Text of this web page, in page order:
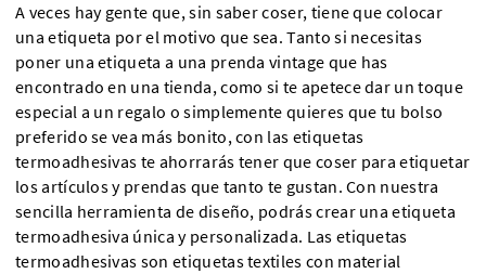
A veces hay gente que, sin saber coser, tiene que colocar
una etiqueta por el motivo que sea. Tanto si necesitas
poner una etiqueta a una prenda vintage que has
encontrado en una tienda, como si te apetece dar un toque
especial a un regalo o simplemente quieres que tu bolso
preferido se vea más bonito, con las etiquetas
termoadhesivas te ahorrarás tener que coser para etiquetar
los artículos y prendas que tanto te gustan. Con nuestra
sencilla herramienta de diseño, podrás crear una etiqueta
termoadhesiva única y personalizada. Las etiquetas
termoadhesivas son etiquetas textiles con material